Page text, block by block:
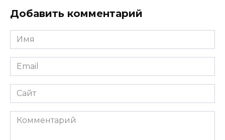
Добавить комментарий
Имя
*
Email
*
Сайт
Комментарий